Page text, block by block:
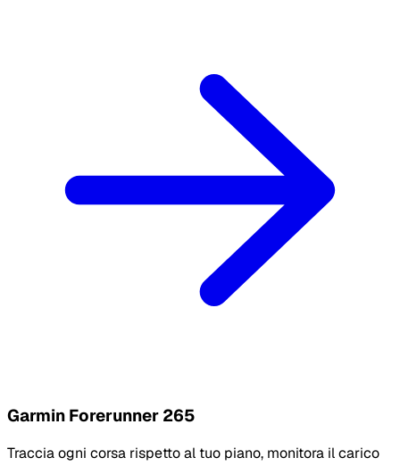
Garmin Forerunner 265
Traccia ogni corsa rispetto al tuo piano, monitora il carico